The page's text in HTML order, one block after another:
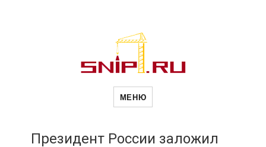
Новости
рубрики
МЕНЮ
Президент России заложил